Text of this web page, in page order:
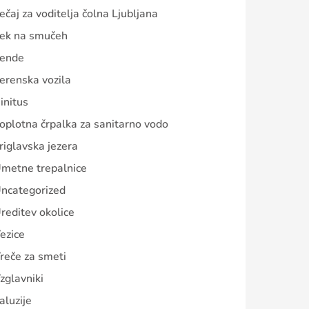
za voditelja čolna Ljubljana
na smučeh
vozila
črpalka za sanitarno vodo
jezera
trepalnice
okolice
za smeti